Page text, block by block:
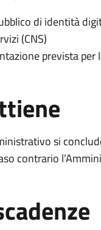
di identità
(CNS)
prevista per
si
contrario